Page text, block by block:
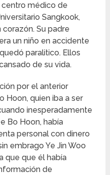
médico de
Sangkook,
Su padre
un niño en accidente
paralitico. Ellos
de su vida.
por el anterior
Hoon, quien iba a ser
inesperadamente
Bo Hoon, había
personal con dinero
embrago Ye Jin Woo
que que él había
de